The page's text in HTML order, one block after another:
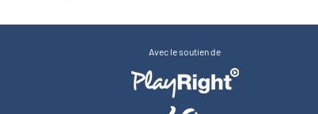
Avec le soutien de